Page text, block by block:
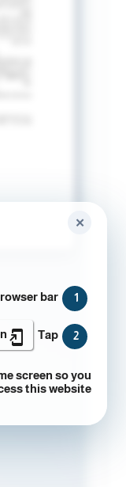
1
bar.
2
Tap
screen so you
this website.
✕